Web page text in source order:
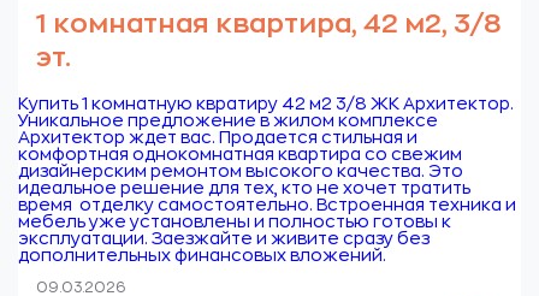
1 комнатная квартира, 42 м2, 3/8
эт.
Купить 1 комнатную квратиру 42 м2 3/8 ЖК Архитектор.
Уникальное предложение в жилом комплексе
Архитектор ждет вас. Продается стильная и
комфортная однокомнатная квартира со свежим
дизайнерским ремонтом высокого качества. Это
идеальное решение для тех, кто не хочет тратить
время отделку самостоятельно. Встроенная техника и
мебель уже установлены и полностью готовы к
эксплуатации. Заезжайте и живите сразу без
дополнительных финансовых вложений.
09.03.2026